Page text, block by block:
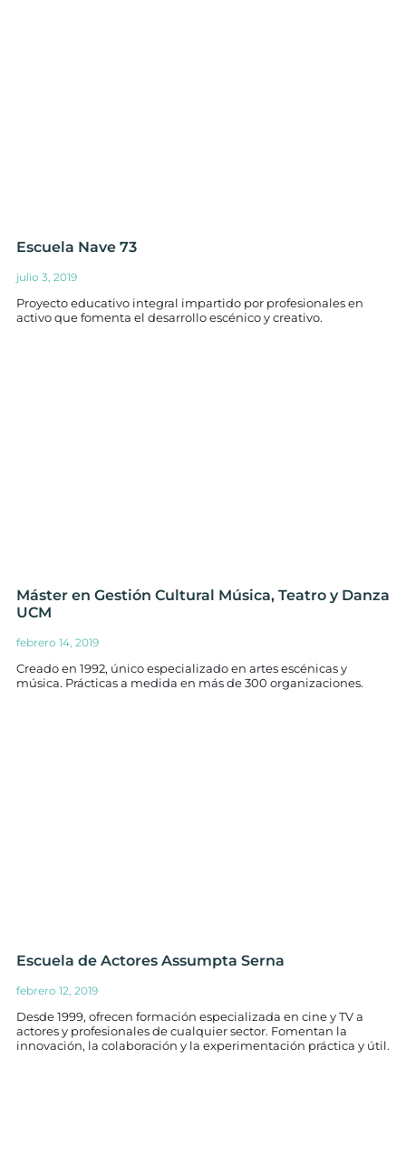
Escuela Nave 73
julio 3, 2019
Proyecto educativo integral impartido por profesionales en
activo que fomenta el desarrollo escénico y creativo.
Máster en Gestión Cultural Música, Teatro y Danza
UCM
febrero 14, 2019
Creado en 1992, único especializado en artes escénicas y
música. Prácticas a medida en más de 300 organizaciones.
Escuela de Actores Assumpta Serna
febrero 12, 2019
Desde 1999, ofrecen formación especializada en cine y TV a
actores y profesionales de cualquier sector. Fomentan la
innovación, la colaboración y la experimentación práctica y útil.